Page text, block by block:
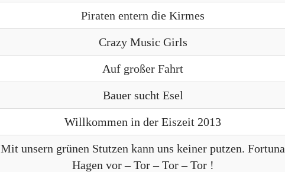
Piraten entern die Kirmes
Crazy Music Girls
Auf großer Fahrt
Bauer sucht Esel
Willkommen in der Eiszeit 2013
Mit unsern grünen Stutzen kann uns keiner putzen. Fortuna
Hagen vor – Tor – Tor – Tor !